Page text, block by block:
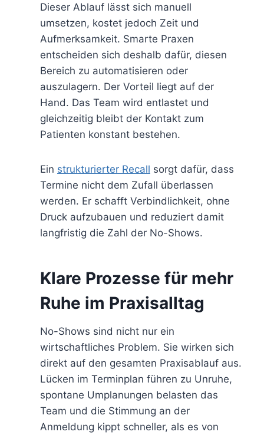
Dieser Ablauf lässt sich manuell
umsetzen, kostet jedoch Zeit und
Aufmerksamkeit. Smarte Praxen
entscheiden sich deshalb dafür, diesen
Bereich zu automatisieren oder
auszulagern. Der Vorteil liegt auf der
Hand. Das Team wird entlastet und
gleichzeitig bleibt der Kontakt zum
Patienten konstant bestehen.
Ein strukturierter Recall sorgt dafür, dass
Termine nicht dem Zufall überlassen
werden. Er schafft Verbindlichkeit, ohne
Druck aufzubauen und reduziert damit
langfristig die Zahl der No-Shows.
Klare Prozesse für mehr
Ruhe im Praxisalltag
No-Shows sind nicht nur ein
wirtschaftliches Problem. Sie wirken sich
direkt auf den gesamten Praxisablauf aus.
Lücken im Terminplan führen zu Unruhe,
spontane Umplanungen belasten das
Team und die Stimmung an der
Anmeldung kippt schneller, als es von